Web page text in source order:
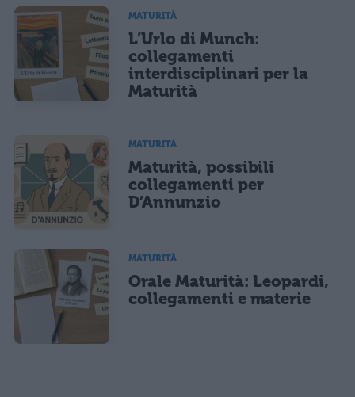
MATURITÀ
L’Urlo di Munch:
collegamenti
interdisciplinari per la
Maturità
MATURITÀ
Maturità, possibili
collegamenti per
D’Annunzio
MATURITÀ
Orale Maturità: Leopardi,
collegamenti e materie